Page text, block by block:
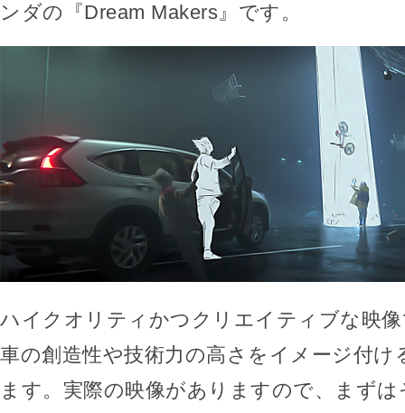
ンダの『Dream Makers』です。
ハイクオリティかつクリエイティブな映
車の創造性や技術力の高さをイメージ付け
ます。実際の映像がありますので、まず